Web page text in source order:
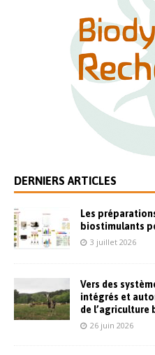
DERNIERS ARTICLES
Les
biostimulants
3 juillet 2026
Vers des
intégrés et
de l’agriculture
26 juin 2026